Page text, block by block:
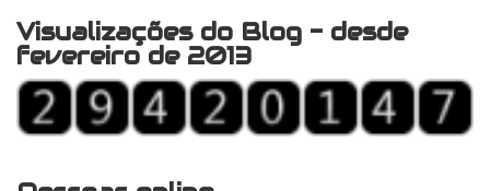
Visualizações do Blog - desde
fevereiro de 2013